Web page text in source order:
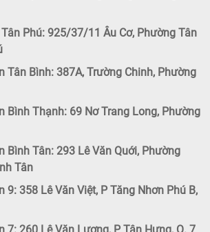
Tân Phú: 925/37/11 Âu Cơ, Phường Tân
Tân Bình: 387A, Trường Chinh, Phường
Bình Thạnh: 69 Nơ Trang Long, Phường
Bình Tân: 293 Lê Văn Quới, Phường
Tân
9: 358 Lê Văn Việt, P Tăng Nhơn Phú B,